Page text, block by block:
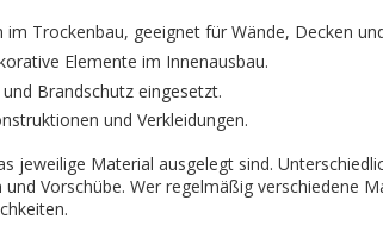
im Trockenbau, geeignet für Wände, Decken
Elemente im Innenausbau.
Brandschutz eingesetzt.
und Verkleidungen.
jeweilige Material ausgelegt sind.
Vorschübe. Wer regelmäßig verschiedene